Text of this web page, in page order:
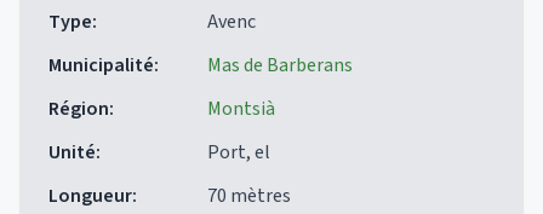
Type:
Avenc
Municipalité:
Mas de Barberans
Région:
Montsià
Unité:
Port, el
Longueur:
70 mètres